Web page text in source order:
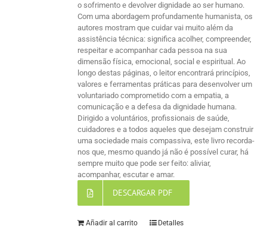
o sofrimento e devolver dignidade ao ser humano.
Com uma abordagem profundamente humanista, os
autores mostram que cuidar vai muito além da
assistência técnica: significa acolher, compreender,
respeitar e acompanhar cada pessoa na sua
dimensão física, emocional, social e espiritual. Ao
longo destas páginas, o leitor encontrará princípios,
valores e ferramentas práticas para desenvolver um
voluntariado comprometido com a empatia, a
comunicação e a defesa da dignidade humana.
Dirigido a voluntários, profissionais de saúde,
cuidadores e a todos aqueles que desejam construir
uma sociedade mais compassiva, este livro recorda-
nos que, mesmo quando já não é possível curar, há
sempre muito que pode ser feito: aliviar,
acompanhar, escutar e amar.
DESCARGAR PDF
Añadir al carrito Detalles